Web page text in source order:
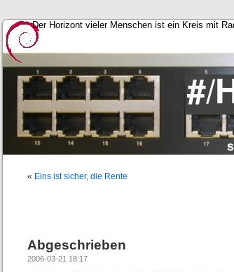
Der Horizont vieler Menschen ist ein Kreis mit
« Eins ist sicher, die Rente
Abgeschrieben
2006-03-21 18:17